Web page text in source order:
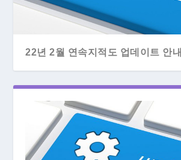
22년 2월 연속지적도 업데이트 안내